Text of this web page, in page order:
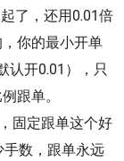
了，还用0.01倍
你的最小开单
认开0.01），只
跟单。
固定跟单这个好
数，跟单永远